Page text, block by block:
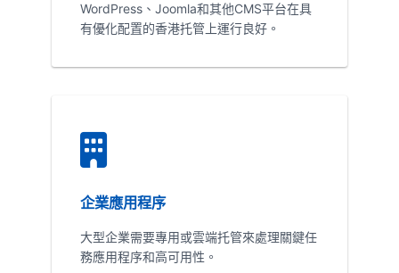
WordPress、Joomla和其他CMS平台在具
有優化配置的香港托管上運行良好。
企業應用程序
大型企業需要專用或雲端托管來處理關鍵任
務應用程序和高可用性。